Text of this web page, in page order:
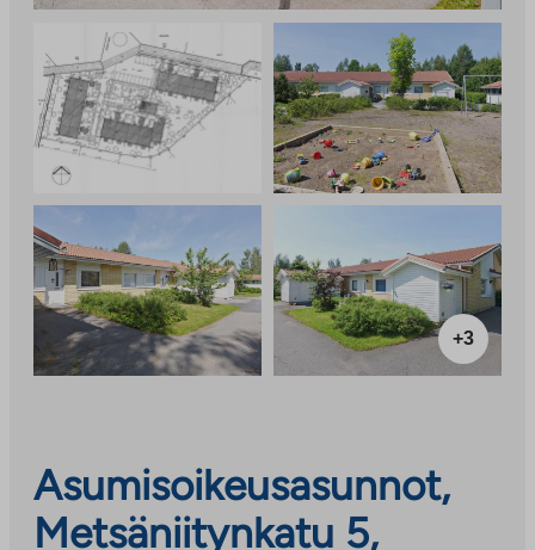
+3
Asumisoikeusasunnot,
Metsäniitynkatu 5,